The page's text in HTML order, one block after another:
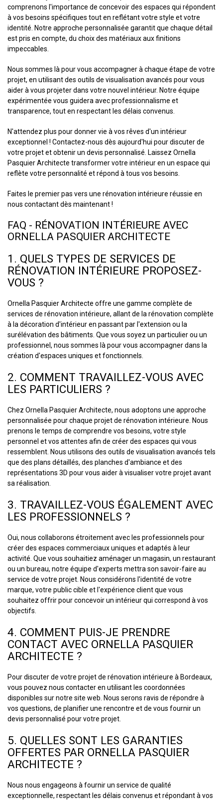
comprenons l'importance de concevoir des espaces qui répondent
à vos besoins spécifiques tout en reflétant votre style et votre
identité. Notre approche personnalisée garantit que chaque détail
est pris en compte, du choix des matériaux aux finitions
impeccables.
Nous sommes là pour vous accompagner à chaque étape de votre
projet, en utilisant des outils de visualisation avancés pour vous
aider à vous projeter dans votre nouvel intérieur. Notre équipe
expérimentée vous guidera avec professionnalisme et
transparence, tout en respectant les délais convenus.
N'attendez plus pour donner vie à vos rêves d'un intérieur
exceptionnel ! Contactez-nous dès aujourd'hui pour discuter de
votre projet et obtenir un devis personnalisé. Laissez Ornella
Pasquier Architecte transformer votre intérieur en un espace qui
reflète votre personnalité et répond à tous vos besoins.
Faites le premier pas vers une rénovation intérieure réussie en
nous contactant dès maintenant !
FAQ - RÉNOVATION INTÉRIEURE AVEC
ORNELLA PASQUIER ARCHITECTE
1. QUELS TYPES DE SERVICES DE
RÉNOVATION INTÉRIEURE PROPOSEZ-
VOUS ?
Ornella Pasquier Architecte offre une gamme complète de
services de rénovation intérieure, allant de la rénovation complète
à la décoration d'intérieur en passant par l'extension ou la
surélévation des bâtiments. Que vous soyez un particulier ou un
professionnel, nous sommes là pour vous accompagner dans la
création d'espaces uniques et fonctionnels.
2. COMMENT TRAVAILLEZ-VOUS AVEC
LES PARTICULIERS ?
Chez Ornella Pasquier Architecte, nous adoptons une approche
personnalisée pour chaque projet de rénovation intérieure. Nous
prenons le temps de comprendre vos besoins, votre style
personnel et vos attentes afin de créer des espaces qui vous
ressemblent. Nous utilisons des outils de visualisation avancés tels
que des plans détaillés, des planches d'ambiance et des
représentations 3D pour vous aider à visualiser votre projet avant
sa réalisation.
3. TRAVAILLEZ-VOUS ÉGALEMENT AVEC
LES PROFESSIONNELS ?
Oui, nous collaborons étroitement avec les professionnels pour
créer des espaces commerciaux uniques et adaptés à leur
activité. Que vous souhaitiez aménager un magasin, un restaurant
ou un bureau, notre équipe d'experts mettra son savoir-faire au
service de votre projet. Nous considérons l'identité de votre
marque, votre public cible et l'expérience client que vous
souhaitez offrir pour concevoir un intérieur qui correspond à vos
objectifs.
4. COMMENT PUIS-JE PRENDRE
CONTACT AVEC ORNELLA PASQUIER
ARCHITECTE ?
Pour discuter de votre projet de rénovation intérieure à Bordeaux,
vous pouvez nous contacter en utilisant les coordonnées
disponibles sur notre site web. Nous serons ravis de répondre à
vos questions, de planifier une rencontre et de vous fournir un
devis personnalisé pour votre projet.
5. QUELLES SONT LES GARANTIES
OFFERTES PAR ORNELLA PASQUIER
ARCHITECTE ?
Nous nous engageons à fournir un service de qualité
exceptionnelle, respectant les délais convenus et répondant à vos